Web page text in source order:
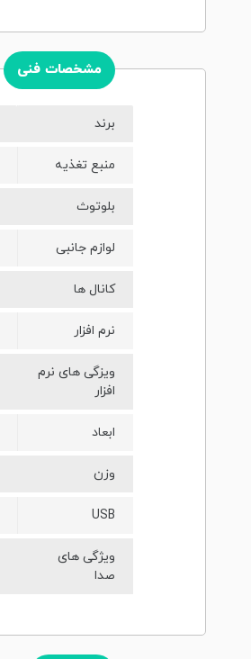
مشخصات فنی
برند
منبع تغذیه
بلوتوث
لوازم جانبی
کانال ها
نرم افزار
ویزگی های نرم
افزار
ابعاد
وزن
USB
ویژگی های
صدا